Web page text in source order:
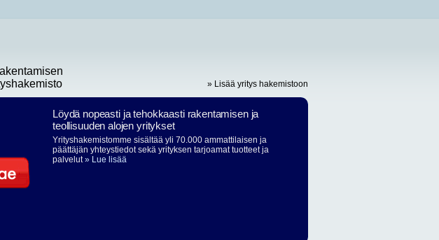
» Lisää yritys hakemistoon
Löydä nopeasti ja tehokkaasti rakentamisen ja
teollisuuden alojen yritykset
Yrityshakemistomme sisältää yli 70.000 ammattilaisen ja
päättäjän yhteystiedot sekä yrityksen tarjoamat tuotteet ja
palvelut» Lue lisää